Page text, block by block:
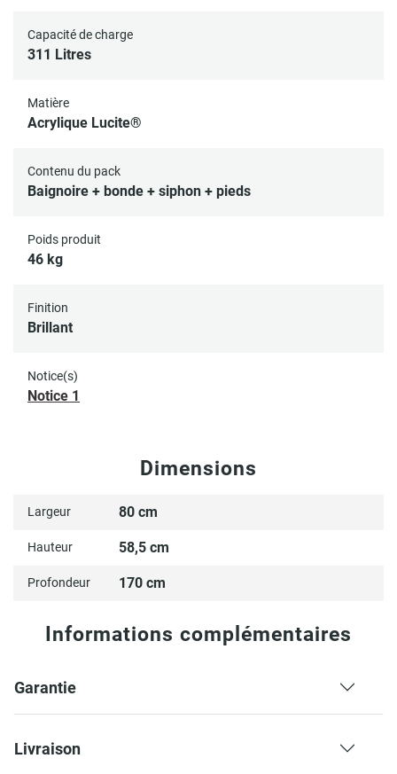
Capacité de charge
311 Litres
Matière
Acrylique Lucite®
Contenu du pack
Baignoire + bonde + siphon + pieds
Poids produit
46 kg
Finition
Brillant
Notice(s)
Notice 1
Dimensions
Largeur 80 cm
Hauteur 58,5 cm
Profondeur 170 cm
Informations complémentaires
Garantie
Livraison